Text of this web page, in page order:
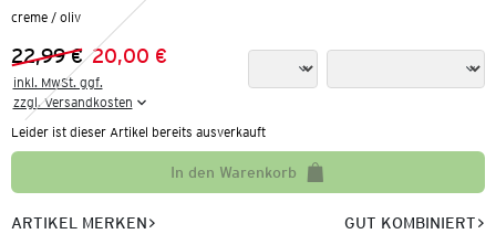
creme / oliv
Vorheriger Preis:
22,99 €
Neuer Preis:20,00 €
inkl. MwSt. ggf.
zzgl. Versandkosten
Leider ist dieser Artikel bereits ausverkauft
In den Warenkorb
ARTIKEL MERKEN GUT KOMBINIERT